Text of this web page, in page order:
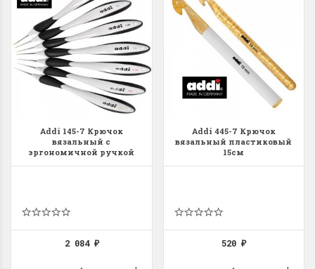
Addi 145-7 Крючок
вязальный с
эргономичной ручкой
2 084 ₽
Addi 445-7 Крючок
вязальный пластиковый
15см
520₽